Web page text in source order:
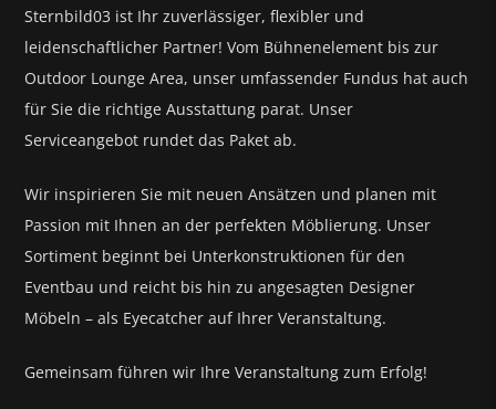
Sternbild03 ist Ihr zuverlässiger, flexibler und
leidenschaftlicher Partner! Vom Bühnenelement bis zur
Outdoor Lounge Area, unser umfassender Fundus hat auch
für Sie die richtige Ausstattung parat. Unser
Serviceangebot rundet das Paket ab.
Wir inspirieren Sie mit neuen Ansätzen und planen mit
Passion mit Ihnen an der perfekten Möblierung. Unser
Sortiment beginnt bei Unterkonstruktionen für den
Eventbau und reicht bis hin zu angesagten Designer
Möbeln – als Eyecatcher auf Ihrer Veranstaltung.
Gemeinsam führen wir Ihre Veranstaltung zum Erfolg!